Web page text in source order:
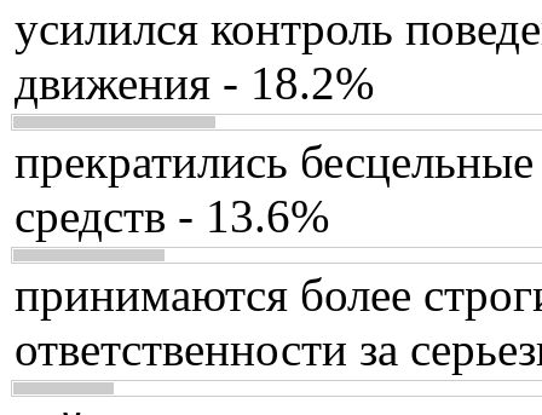
усилился контроль
движения - 18.2%
прекратились
средств - 13.6%
принимаются более
ответственности за